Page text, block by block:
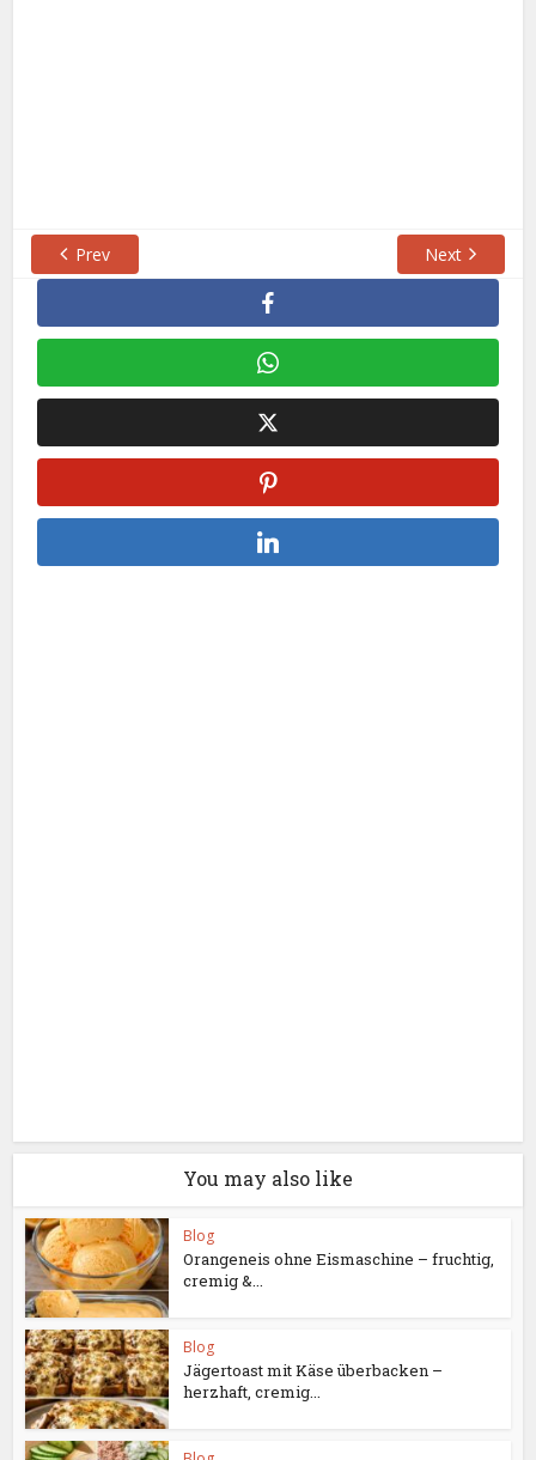
Prev Next
You may also like
Blog
Orangeneis ohne Eismaschine – fruchtig,
cremig &...
Blog
Jägertoast mit Käse überbacken –
herzhaft, cremig...